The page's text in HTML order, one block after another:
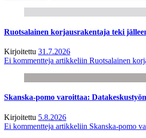
Ruotsalainen korjausrakentaja teki
Kirjoitettu 31.7.2026
Ei kommentteja artikkeliin Ruotsalainen
Skanska-pomo varoittaa:
Kirjoitettu 5.8.2026
Ei kommentteja artikkeliin Skanska-pomo